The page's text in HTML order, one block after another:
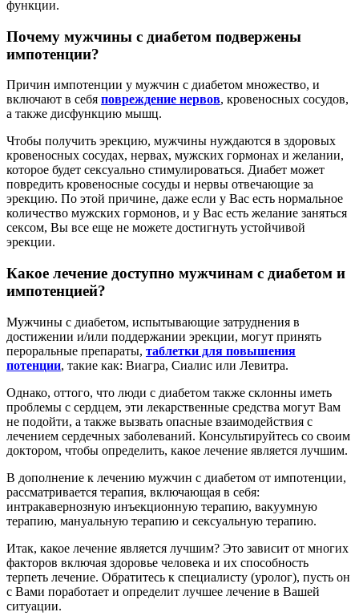
функции.
Почему мужчины с диабетом подвержены
импотенции?
Причин импотенции у мужчин с диабетом множество, и
включают в себя повреждение нервов, кровеносных сосудов,
а также дисфункцию мышц.
Чтобы получить эрекцию, мужчины нуждаются в здоровых
кровеносных сосудах, нервах, мужских гормонах и желании,
которое будет сексуально стимулироваться. Диабет может
повредить кровеносные сосуды и нервы отвечающие за
эрекцию. По этой причине, даже если у Вас есть нормальное
количество мужских гормонов, и у Вас есть желание заняться
сексом, Вы все еще не можете достигнуть устойчивой
эрекции.
Какое лечение доступно мужчинам с диабетом и
импотенцией?
Мужчины с диабетом, испытывающие затруднения в
достижении и/или поддержании эрекции, могут принять
пероральные препараты, таблетки для повышения
потенции, такие как: Виагра, Сиалис или Левитра.
Однако, оттого, что люди с диабетом также склонны иметь
проблемы с сердцем, эти лекарственные средства могут Вам
не подойти, а также вызвать опасные взаимодействия с
лечением сердечных заболеваний. Консультируйтесь со своим
доктором, чтобы определить, какое лечение является лучшим.
В дополнение к лечению мужчин с диабетом от импотенции,
рассматривается терапия, включающая в себя:
интракавернозную инъекционную терапию, вакуумную
терапию, мануальную терапию и сексуальную терапию.
Итак, какое лечение является лучшим? Это зависит от многих
факторов включая здоровье человека и их способность
терпеть лечение. Обратитесь к специалисту (уролог), пусть он
с Вами поработает и определит лучшее лечение в Вашей
ситуации.